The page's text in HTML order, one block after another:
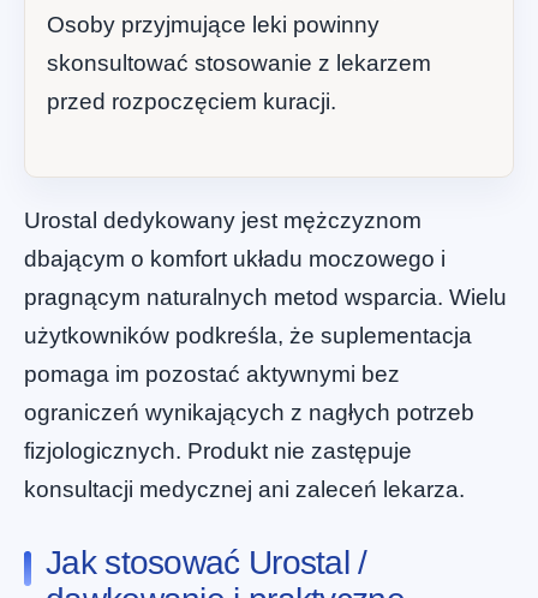
Osoby przyjmujące leki powinny
skonsultować stosowanie z lekarzem
przed rozpoczęciem kuracji.
Urostal dedykowany jest mężczyznom
dbającym o komfort układu moczowego i
pragnącym naturalnych metod wsparcia. Wielu
użytkowników podkreśla, że suplementacja
pomaga im pozostać aktywnymi bez
ograniczeń wynikających z nagłych potrzeb
fizjologicznych. Produkt nie zastępuje
konsultacji medycznej ani zaleceń lekarza.
Jak stosować Urostal /